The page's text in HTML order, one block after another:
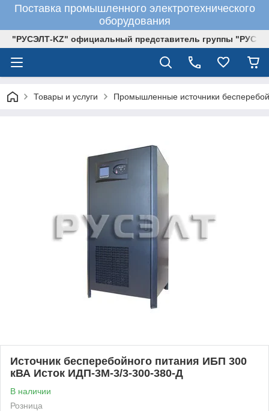
Поставка промышленного электротехнического
оборудования
"РУСЭЛТ-KZ" официальный представитель группы
Товары и услуги Промышленные источники
Источник бесперебойного питания ИБП 300
кВА Исток ИДП-3М-3/3-300-380-Д
В наличии
Розница